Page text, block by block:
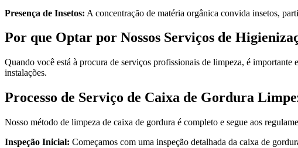
Presença de Insetos: A concentração de matéria orgânica convida insetos,
Por que Optar por Nossos Serviços de
Quando você está à procura de serviços profissionais de limpeza, é
instalações.
Processo de Serviço de Caixa de Gordura
Nosso método de limpeza de caixa de gordura é completo e segue aos
Inspeção Inicial: Começamos com uma inspeção detalhada da caixa de